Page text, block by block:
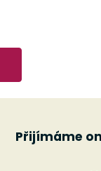
Přijímáme